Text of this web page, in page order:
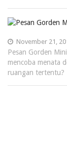
November 21,
Pesan Gorden
mencoba menata
ruangan tertentu?